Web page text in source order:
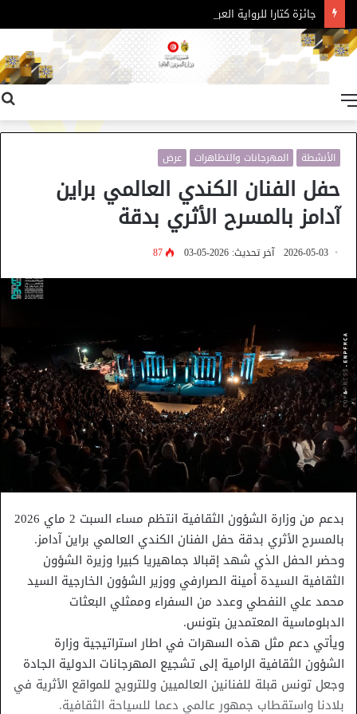
جائزة كتارا للرواية العربية – الدورة 11
الأنشطة المهرجانات والتظاهرات عرض
حفل الفنان الكندي العالمي براين
آدامز بالمسرح الأثري بدقة
2026-05-03 آخر تحديث: 2026-05-03 87
بدعم من وزارة الشؤون الثقافية انتظم مساء السبت 2 ماي 2026
بالمسرح الأثري بدقة حفل الفنان الكندي العالمي براين آدامز.
وحضر الحفل الذي شهد إقبالا جماهيريا كبيرا وزيرة الشؤون
الثقافية السيدة أمينة الصرارفي ووزير الشؤون الخارجية السيد
محمد علي النفطي وعدد من السفراء وممثلي البعثات
الدبلوماسية المعتمدين بتونس.
ويأتي دعم مثل هذه السهرات في اطار استراتيجية وزارة
الشؤون الثقافية الرامية إلى تشجيع المهرجانات الدولية الجادة
وجعل تونس قبلة للفنانين العالميين وللترويج للمواقع الأثرية في
بلادنا واستقطاب جمهور عالمي دعما للسياحة الثقافية.